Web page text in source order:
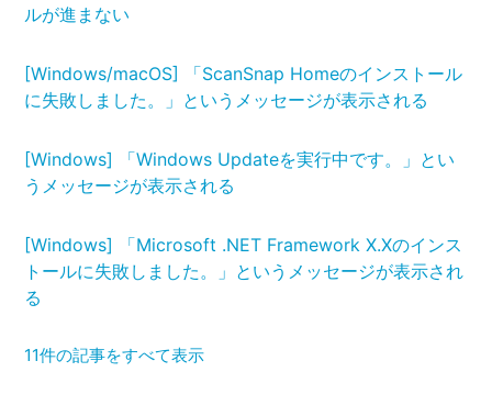
ルが進まない
[Windows/macOS] 「ScanSnap Homeのインストール
に失敗しました。」というメッセージが表示される
[Windows] 「Windows Updateを実行中です。」とい
うメッセージが表示される
[Windows] 「Microsoft .NET Framework X.Xのインス
トールに失敗しました。」というメッセージが表示され
る
11件の記事をすべて表示